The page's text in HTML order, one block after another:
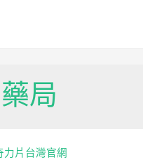
局
力片台灣官網